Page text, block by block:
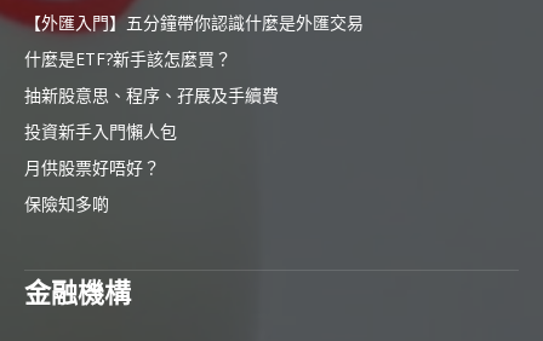
【外匯入門】五分鐘帶你認識什麼是外匯交易
什麼是ETF?新手該怎麼買？
抽新股意思、程序、孖展及手續費
投資新手入門懶人包
月供股票好唔好？
保險知多啲
金融機構